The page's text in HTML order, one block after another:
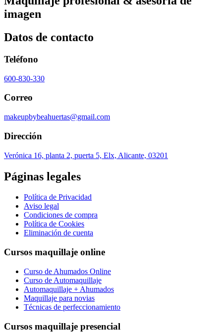
imagen
Datos de contacto
Teléfono
600-830-330
Correo
makeupbybeahuertas@gmail.com
Dirección
Verónica 16, planta 2, puerta 5, Elx, Alicante, 03201
Páginas legales
Política de Privacidad
Aviso legal
Condiciones de compra
Política de Cookies
Eliminación de cuenta
Cursos maquillaje online
Curso de Ahumados Online
Curso de Automaquillaje
Automaquillaje + Ahumados
Maquillaje para novias
Técnicas de perfeccionamiento
Cursos maquillaje presencial